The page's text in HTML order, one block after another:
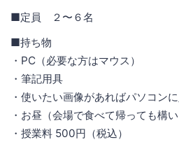
■定員 ２〜６名
■持ち物
・PC（必要な方はマウス）
・筆記用具
・使いたい画像があればパソコン
・お昼（会場で食べて帰っても構い
・授業料 500円（税込）